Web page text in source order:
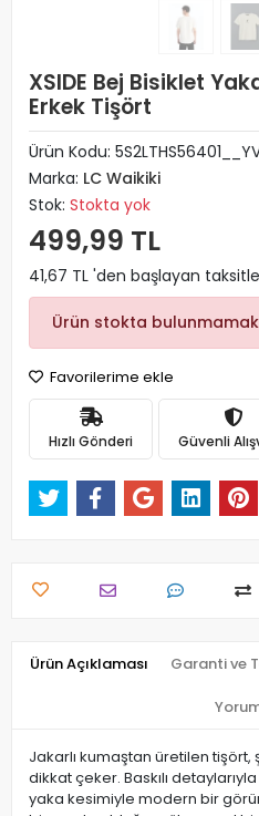
XSIDE Bej Bisiklet
Erkek Tişört
Ürün Kodu:
Marka: LC Waikiki
Stok: Stokta yok
499,99 TL
41,67 TL 'den başlayan
Ürün stokta
Favorilerime ekle
Hızlı Gönderi Güvenli
Ürün Açıklaması Garanti ve
Jakarlı kumaştan üretilen tişört,
dikkat çeker. Baskılı detaylarıyla
yaka kesimiyle modern bir